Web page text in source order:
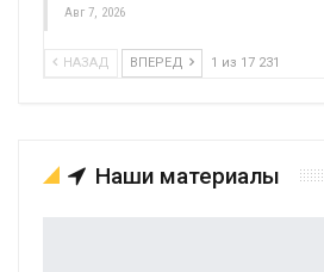
Авг 7, 2026
НАЗАД ВПЕРЕД 1 из 17 231
Наши материалы